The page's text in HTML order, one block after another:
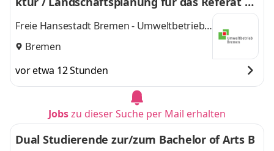
anung und Bau
Freie Hansestadt Bremen - Umweltbetrieb
Bremen
Bremen
vor etwa 12 Stunden
Jobszu dieser Suche per Mail erhalten
Dual Studierende zur/zum Bachelor of Arts B